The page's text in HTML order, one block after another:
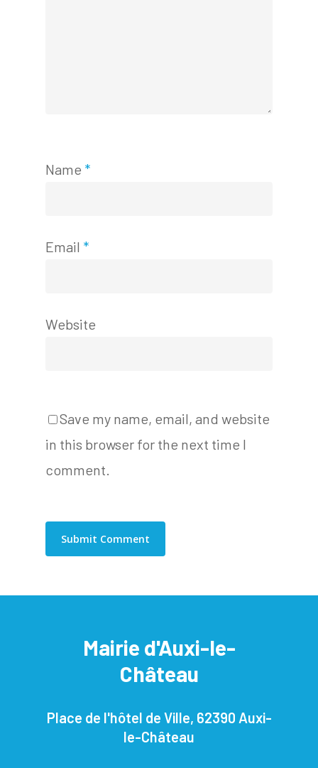
Name *
Email *
Website
Save my name, email, and website
in this browser for the next time I
comment.
Mairie d'Auxi-le-
Château
Place de l'hôtel de Ville, 62390 Auxi-
le-Château